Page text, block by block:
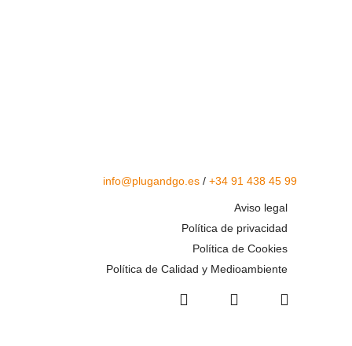
info@plugandgo.es / +34 91 438 45 99
Aviso legal
Política de privacidad
Política de Cookies
Política de Calidad y Medioambiente